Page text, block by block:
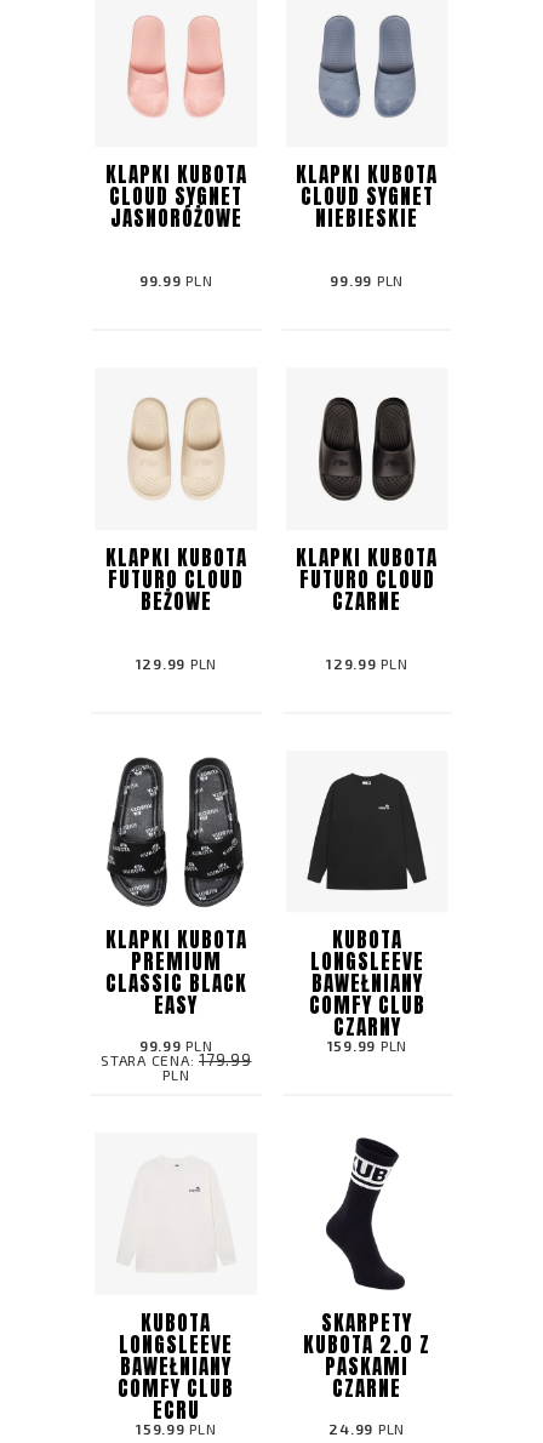
KLAPKI KUBOTA
CLOUD SYGNET
JASNORÓŻOWE
99.99 PLN
KLAPKI KUBOTA
CLOUD SYGNET
NIEBIESKIE
99.99 PLN
KLAPKI KUBOTA
FUTURO CLOUD
BEŻOWE
129.99 PLN
KLAPKI KUBOTA
FUTURO CLOUD
CZARNE
129.99 PLN
KLAPKI KUBOTA
PREMIUM
CLASSIC BLACK
EASY
99.99 PLN
STARA CENA: 179.99
PLN
KUBOTA
LONGSLEEVE
BAWEŁNIANY
COMFY CLUB
CZARNY
159.99 PLN
KUBOTA
LONGSLEEVE
BAWEŁNIANY
COMFY CLUB
ECRU
159.99 PLN
SKARPETY
KUBOTA 2.0 Z
PASKAMI
CZARNE
24.99 PLN